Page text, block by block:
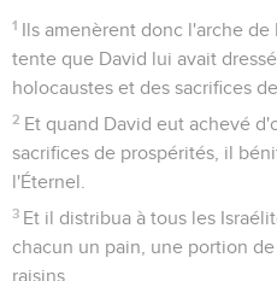
1 Ils amenèrent donc l'arche
tente que David lui avait
holocaustes et des sacrifices
2 Et quand David eut achevé
sacrifices de prospérités, il
l'Éternel.
3 Et il distribua à tous les
chacun un pain, une portion
raisins.